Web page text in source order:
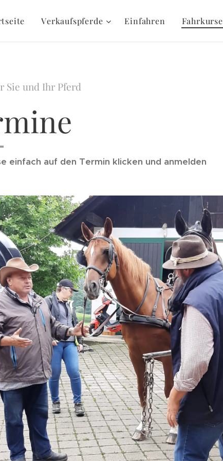
Verkaufspferde Einfahren Fahrkurse
und Ihr Pferd
einfach auf den Termin klicken und anmelden